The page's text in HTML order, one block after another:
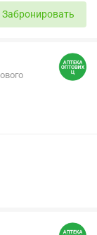
Забронировать